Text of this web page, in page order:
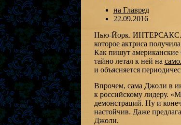
на Главред
22.09.2016
Нью-Йорк. ИНТЕРСАКС.
которое актриса
Как пишут американские
тайно летал к ней на
и объясняется
Впрочем, сама Джоли в
к российскому лидеру.
демонстраций. Ну и
настойчив. Даже
Джоли.